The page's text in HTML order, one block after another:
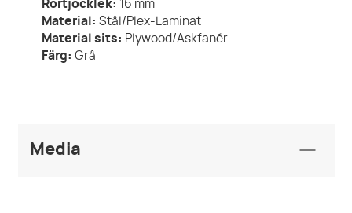
Rörtjocklek: 16 mm
Material: Stål/Plex-Laminat
Material sits: Plywood/Askfanér
Färg: Grå
Media